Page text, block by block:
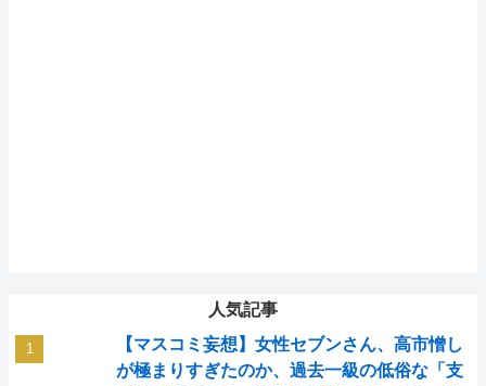
人気記事
【マスコミ妄想】女性セブンさん、高市憎し
が極まりすぎたのか、過去一級の低俗な「支